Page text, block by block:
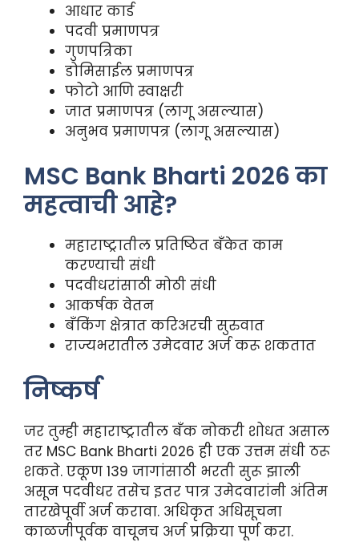
आधार कार्ड
पदवी प्रमाणपत्र
गुणपत्रिका
डोमिसाईल प्रमाणपत्र
फोटो आणि स्वाक्षरी
जात प्रमाणपत्र (लागू असल्यास)
अनुभव प्रमाणपत्र (लागू असल्यास)
MSC Bank Bharti 2026 का
महत्वाची आहे?
महाराष्ट्रातील प्रतिष्ठित बँकेत काम
करण्याची संधी
पदवीधरांसाठी मोठी संधी
आकर्षक वेतन
बँकिंग क्षेत्रात करिअरची सुरुवात
राज्यभरातील उमेदवार अर्ज करू शकतात
निष्कर्ष
जर तुम्ही महाराष्ट्रातील बँक नोकरी शोधत असाल
तर MSC Bank Bharti 2026 ही एक उत्तम संधी ठरू
शकते. एकूण 139 जागांसाठी भरती सुरू झाली
असून पदवीधर तसेच इतर पात्र उमेदवारांनी अंतिम
तारखेपूर्वी अर्ज करावा. अधिकृत अधिसूचना
काळजीपूर्वक वाचूनच अर्ज प्रक्रिया पूर्ण करा.